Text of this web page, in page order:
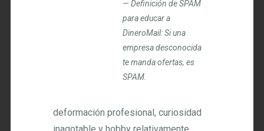
Definición de SPAM
para educar a
DineroMail: Si una
empresa desconocida
te manda ofertas, es
SPAM.
deformación profesional, curiosidad